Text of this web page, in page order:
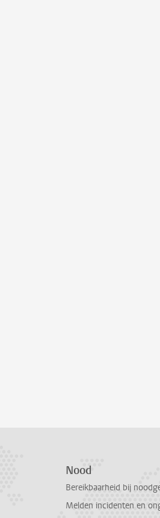
Nood
Bereikbaarheid bij
Melden incidenten en